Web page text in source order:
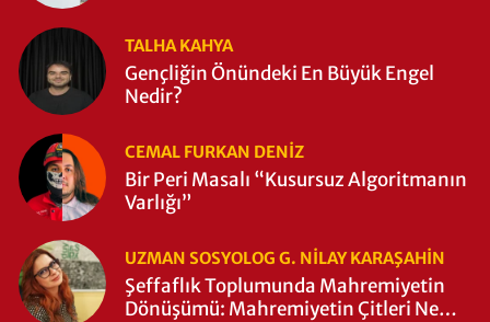
TALHA KAHYA
Gençliğin Önündeki En Büyük Engel
Nedir?
CEMAL FURKAN DENİZ
Bir Peri Masalı “Kusursuz Algoritmanın
Varlığı”
UZMAN SOSYOLOG G. NILAY KARAŞAHİN
Şeffaflık Toplumunda Mahremiyetin
Dönüşümü: Mahremiyetin Çitleri Ne